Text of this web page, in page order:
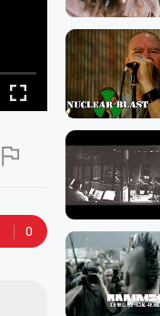

0